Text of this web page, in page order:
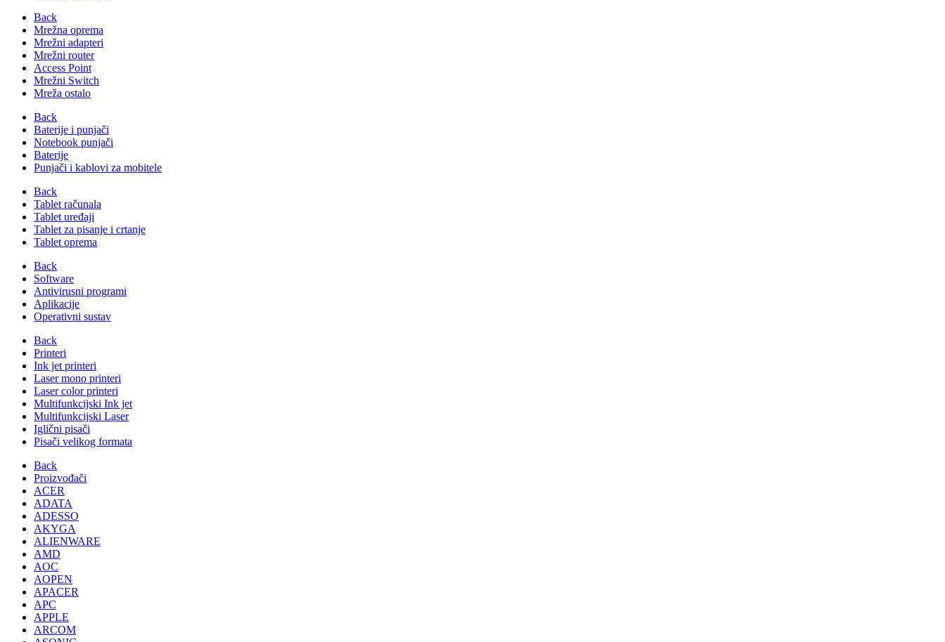
Back
Mrežna oprema
Mrežni adapteri
Mrežni router
Access Point
Mrežni Switch
Mreža ostalo
Back
Baterije i punjači
Notebook punjači
Baterije
Punjači i kablovi za mobitele
Back
Tablet računala
Tablet uređaji
Tablet za pisanje i crtanje
Tablet oprema
Back
Software
Antivirusni programi
Aplikacije
Operativni sustav
Back
Printeri
Ink jet printeri
Laser mono printeri
Laser color printeri
Multifunkcijski Ink jet
Multifunkcijski Laser
Iglični pisači
Pisači velikog formata
Back
Proizvođači
ACER
ADATA
ADESSO
AKYGA
ALIENWARE
AMD
AOC
AOPEN
APACER
APC
APPLE
ARCOM